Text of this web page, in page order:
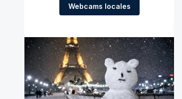
Webcams locales